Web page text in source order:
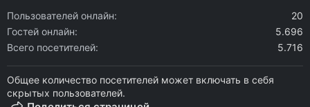
Пользователей онлайн
20
Гостей онлайн
5.696
Всего посетителей
5.716
Общее количество посетителей может включать в себя
скрытых пользователей.